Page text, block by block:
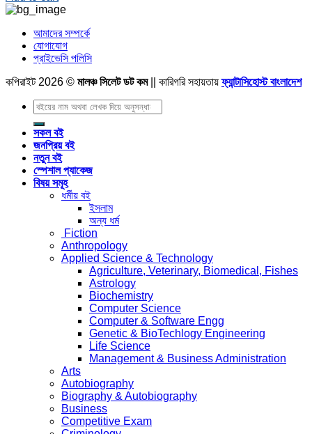
আমাদের সম্পর্কে
যোগাযোগ
প্রাইভেসি পলিসি
কপিরাইট 2026 © মালঞ্চ সিলেট ডট কম|| কারিগরি সহায়তায়ফ্যান্টাসিহোস্ট বাংলাদেশ
Search
for:
সকল বই
জনপ্রিয় বই
নতুন বই
স্পেশাল প্যাকেজ
বিষয় সমূহ
ধর্মীয় বই
ইসলাম
অন্য ধর্ম
Fiction
Anthropology
Applied Science & Technology
Agriculture, Veterinary, Biomedical, Fishes
Astrology
Biochemistry
Computer Science
Computer & Software Engg
Genetic & BioTechlogy Engineering
Life Science
Management & Business Administration
Arts
Autobiography
Biography & Autobiography
Business
Competitive Exam